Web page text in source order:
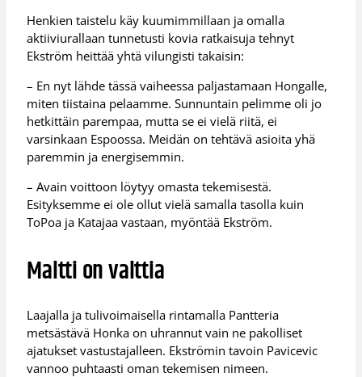
Henkien taistelu käy kuumimmillaan ja omalla
aktiiviurallaan tunnetusti kovia ratkaisuja tehnyt
Ekström heittää yhtä vilungisti takaisin:
– En nyt lähde tässä vaiheessa paljastamaan Hongalle,
miten tiistaina pelaamme. Sunnuntain pelimme oli jo
hetkittäin parempaa, mutta se ei vielä riitä, ei
varsinkaan Espoossa. Meidän on tehtävä asioita yhä
paremmin ja energisemmin.
– Avain voittoon löytyy omasta tekemisestä.
Esityksemme ei ole ollut vielä samalla tasolla kuin
ToPoa ja Katajaa vastaan, myöntää Ekström.
Maltti on valttia
Laajalla ja tulivoimaisella rintamalla Pantteria
metsästävä Honka on uhrannut vain ne pakolliset
ajatukset vastustajalleen. Ekströmin tavoin Pavicevic
vannoo puhtaasti oman tekemisen nimeen.